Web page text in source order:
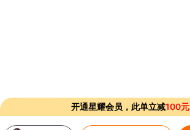
开通星耀会员，此单立减100元